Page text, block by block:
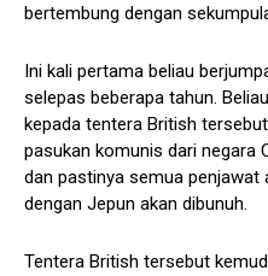
bertembung dengan
Ini kali pertama beliau
selepas beberapa tahun.
kepada tentera British
pasukan komunis dari negara
dan pastinya semua penjawat
dengan Jepun akan dibunuh.
Tentera British tersebut